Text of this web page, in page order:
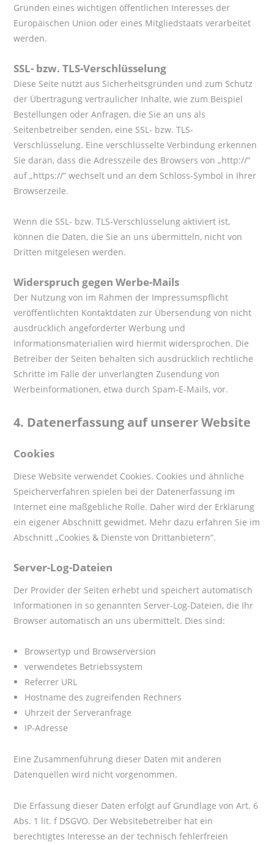
Gründen eines wichtigen öffentlichen Interesses der
Europäischen Union oder eines Mitgliedstaats verarbeitet
werden.
SSL- bzw. TLS-Verschlüsselung
Diese Seite nutzt aus Sicherheitsgründen und zum Schutz
der Übertragung vertraulicher Inhalte, wie zum Beispiel
Bestellungen oder Anfragen, die Sie an uns als
Seitenbetreiber senden, eine SSL- bzw. TLS-
Verschlüsselung. Eine verschlüsselte Verbindung erkennen
Sie daran, dass die Adresszeile des Browsers von „http://“
auf „https://“ wechselt und an dem Schloss-Symbol in Ihrer
Browserzeile.
Wenn die SSL- bzw. TLS-Verschlüsselung aktiviert ist,
können die Daten, die Sie an uns übermitteln, nicht von
Dritten mitgelesen werden.
Widerspruch gegen Werbe-Mails
Der Nutzung von im Rahmen der Impressumspflicht
veröffentlichten Kontaktdaten zur Übersendung von nicht
ausdrücklich angeforderter Werbung und
Informationsmaterialien wird hiermit widersprochen. Die
Betreiber der Seiten behalten sich ausdrücklich rechtliche
Schritte im Falle der unverlangten Zusendung von
Werbeinformationen, etwa durch Spam-E-Mails, vor.
4. Datenerfassung auf unserer Website
Cookies
Diese Website verwendet Cookies. Cookies und ähnliche
Speicherverfahren spielen bei der Datenerfassung im
Internet eine maßgebliche Rolle. Daher wird der Erklärung
ein eigener Abschnitt gewidmet. Mehr dazu erfahren Sie im
Abschnitt „Cookies & Dienste von Drittanbietern“.
Server-Log-Dateien
Der Provider der Seiten erhebt und speichert automatisch
Informationen in so genannten Server-Log-Dateien, die Ihr
Browser automatisch an uns übermittelt. Dies sind:
Browsertyp und Browserversion
verwendetes Betriebssystem
Referrer URL
Hostname des zugreifenden Rechners
Uhrzeit der Serveranfrage
IP-Adresse
Eine Zusammenführung dieser Daten mit anderen
Datenquellen wird nicht vorgenommen.
Die Erfassung dieser Daten erfolgt auf Grundlage von Art. 6
Abs. 1 lit. f DSGVO. Der Websitebetreiber hat ein
berechtigtes Interesse an der technisch fehlerfreien